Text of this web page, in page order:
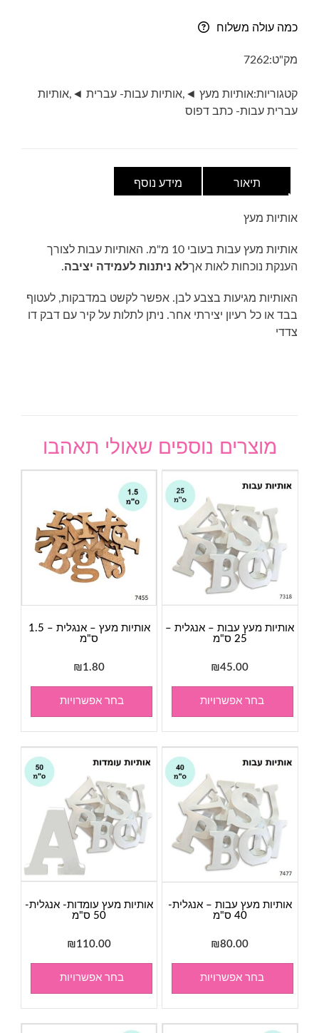
עברית
5
כמה עולה משלוח
מק"ט:7262
קטגוריות:אותיות מעץ ◄ ,אותיות עבות- עברית ◄ ,אותיות
עברית עבות- כתב דפוס
תיאור מידע נוסף
אותיות מעץ
אותיות מעץ עבות בעובי 10 מ"מ. האותיות עבות לצורך
הענקת נוכחות לאות אךלא ניתנות לעמידה יציבה.
האותיות מגיעות בצבע לבן. אפשר לקשט במדבקות, לעטוף
בבד או כל רעיון יצירתי אחר. ניתן לתלות על קיר עם דבק דו
צדדי
מוצרים נוספים שאולי תאהבו
אותיות מעץ עבות – אנגלית –
25 ס"מ
₪45.00
בחר אפשרויות
אותיות מעץ – אנגלית – 1.5
ס"מ
₪1.80
בחר אפשרויות
אותיות מעץ עבות – אנגלית-
40 ס"מ
₪80.00
בחר אפשרויות
אותיות מעץ עומדות- אנגלית-
50 ס"מ
₪110.00
בחר אפשרויות